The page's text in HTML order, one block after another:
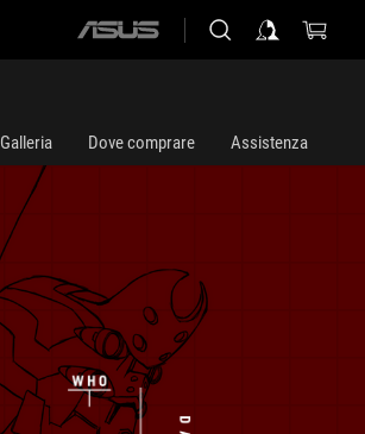
ASUS
Galleria Dove comprare Assistenza